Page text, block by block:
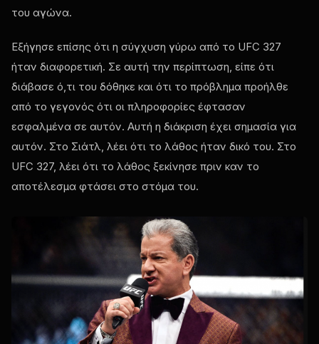
του αγώνα.
Εξήγησε επίσης ότι η σύγχυση γύρω από το UFC 327
ήταν διαφορετική. Σε αυτή την περίπτωση, είπε ότι
διάβασε ό,τι του δόθηκε και ότι το πρόβλημα προήλθε
από το γεγονός ότι οι πληροφορίες έφτασαν
εσφαλμένα σε αυτόν. Αυτή η διάκριση έχει σημασία για
αυτόν. Στο Σιάτλ, λέει ότι το λάθος ήταν δικό του. Στο
UFC 327, λέει ότι το λάθος ξεκίνησε πριν καν το
αποτέλεσμα φτάσει στο στόμα του.